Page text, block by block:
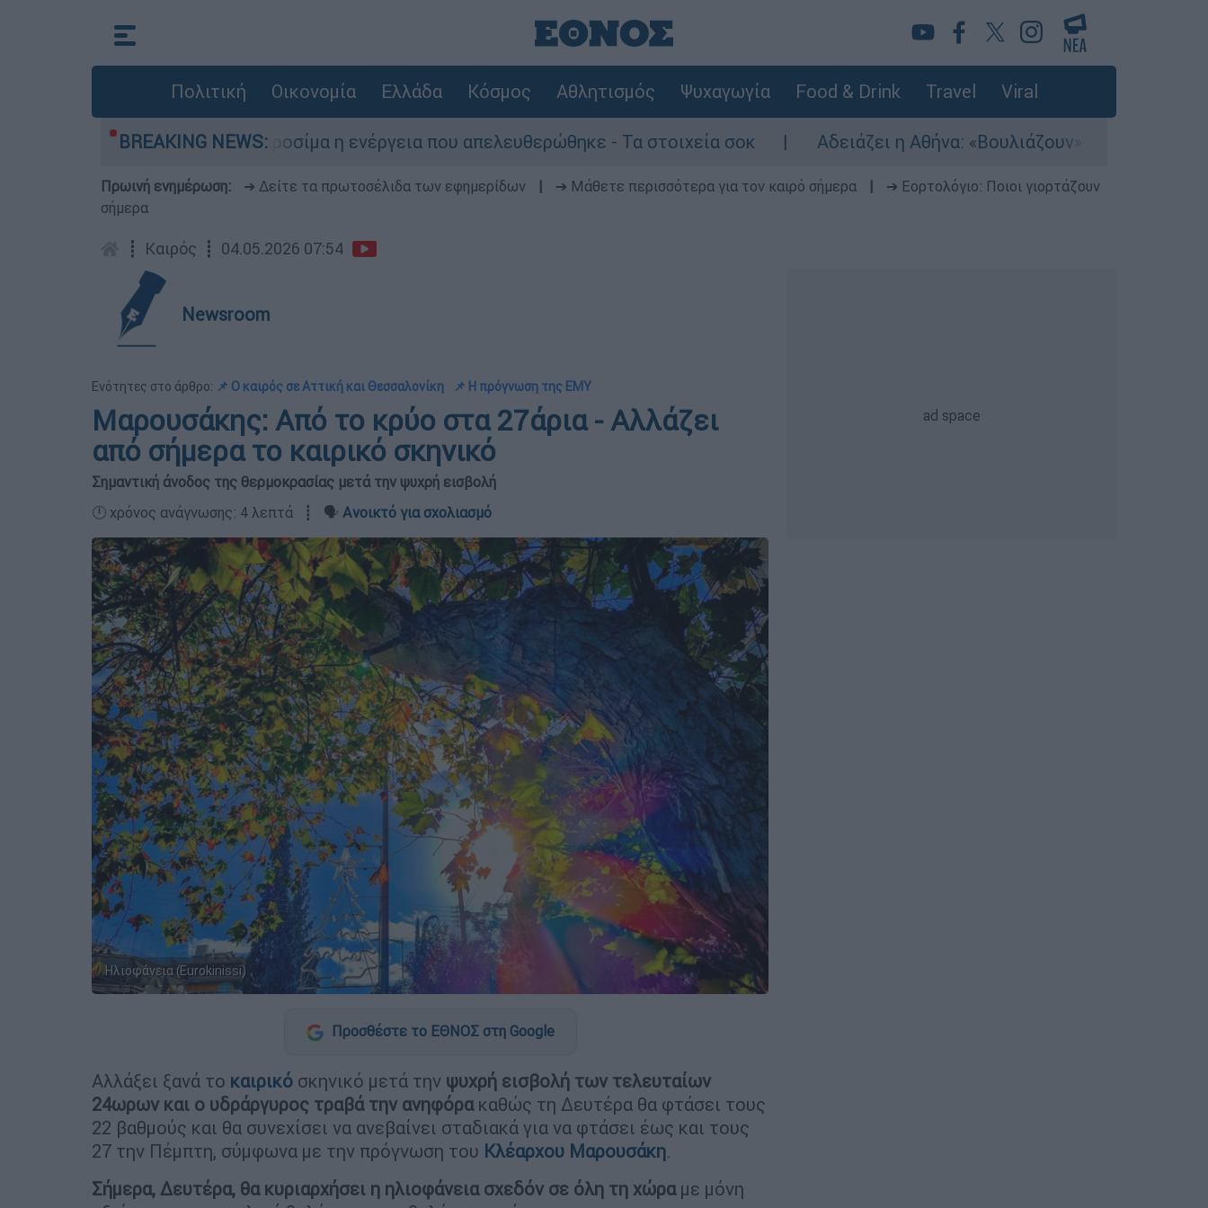
Πολιτική Οικονομία Ελλάδα Κόσμος Αθλητισμός Ψυχαγωγία Food & Drink Travel Viral
BREAKING NEWS:
βόμβες της Χιροσίμα η ενέργεια που απελευθερώθηκε - Τα στοιχεία σοκ Αδειάζει η Αθήνα: «Βουλιάζουν» τα λιμάνια - Πάνω από
Πρωινή ενημέρωση: ➔ Δείτε τα πρωτοσέλιδα των εφημερίδων ➔ Μάθετε περισσότερα για τον καιρό σήμερα
➔ Εορτολόγιο: Ποιοι γιορτάζουν
σήμερα
┋ Καιρός ┋ 04.05.2026 07:54
Newsroom
Ενότητες στο άρθρο: 📌 Ο καιρός σε Αττική και Θεσσαλονίκη 📌 Η πρόγνωση της ΕΜΥ
Μαρουσάκης: Από το κρύο στα 27άρια - Αλλάζει
από σήμερα το καιρικό σκηνικό
Σημαντική άνοδος της θερμοκρασίας μετά την ψυχρή εισβολή
🕛 χρόνος ανάγνωσης: 4 λεπτά ┋ 🗣️ Ανοικτό για σχολιασμό
Ηλιοφάνεια (Eurokinissi)
Προσθέστε το ΕΘΝΟΣ στη Google
Αλλάξει ξανά το καιρικό σκηνικό μετά την ψυχρή εισβολή των τελευταίων
24ωρων και ο υδράργυρος τραβά την ανηφόρακαθώς τη Δευτέρα θα φτάσει τους
22 βαθμούς και θα συνεχίσει να ανεβαίνει σταδιακά για να φτάσει έως και τους
27 την Πέμπτη, σύμφωνα με την πρόγνωση του Κλέαρχου Μαρουσάκη.
Σήμερα, Δευτέρα, θα κυριαρχήσει η ηλιοφάνεια σχεδόν σε όλη τη χώραμε μόνη